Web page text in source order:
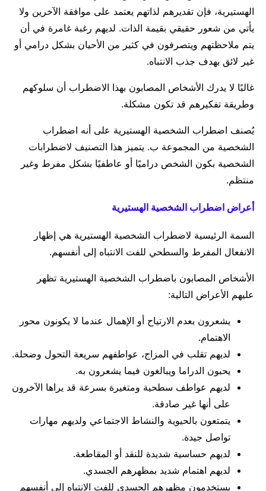
الهستيرية، فإن تقديرهم لذاتهم يعتمد على موافقة الآخرين ولا
يأتي من شعور حقيقي بقيمة الذات. لديهم رغبة غامرة في أن
يتم ملاحظتهم ويتصرفون في كثير من الأحيان بشكل درامي أو
غير لائق بهدف جذب الانتباه.
غالبًا لا يدرك الأشخاص المصابون بهذا الاضطراب أن سلوكهم
وطريقة تفكيرهم قد تكون مشكلة.
يُصنف اضطراب الشخصية الهستيرية على أنه اضطراب
الشخصية من المجموعة ب. يتميز هذا التصنيف لاضطرابات
الشخصية بكون الشخص دراميًا أو عاطفيًا بشكل مفرط وغير
منتظم.
أعراض اضطراب الشخصية الهستيرية
السمة الرئيسية لاضطراب الشخصية الهستيرية هي إظهار
الانفعال المفرط والسطحي للفت الانتباه إلى أنفسهم.
الأشخاص المصابون باضطراب الشخصية الهستيرية تظهر
عليهم الأعراض التالية:
يشعرون بعدم الارتياح أو الإهمال عندما لا يكونون محور
الاهتمام.
لديهم تقلب في المزاج، عواطفهم سريعة التحول وضحلة.
يحبون الدراما ويبالغون فيما يشعرون به.
لديهم عواطف سطحية ومتغيرة بسرعة قد يراها الآخرون
على أنها غير صادقة.
يتمتعون بالحيوية والنشاط الاجتماعي ولديهم مهارات
تواصل جيدة.
لديهم حساسية شديدة للنقد أو المقاطعة.
لديهم اهتمام شديد بمظهرهم الجسدي.
يستخدمون مظهرهم الجسدي للفت الانتباه إلى أنفسهم